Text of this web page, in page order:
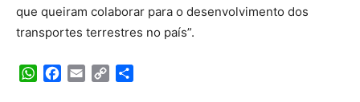
que queiram colaborar para o desenvolvimento dos
transportes terrestres no país”.
WhatsApp
Facebook
Email Copy